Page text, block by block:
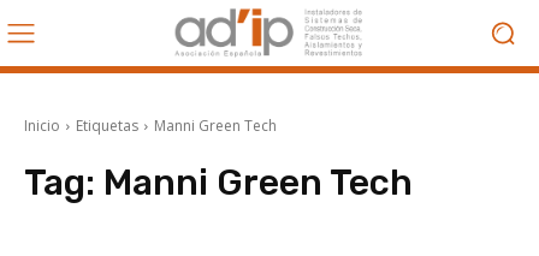
Inicio Etiquetas Manni Green Tech
Tag: Manni Green Tech